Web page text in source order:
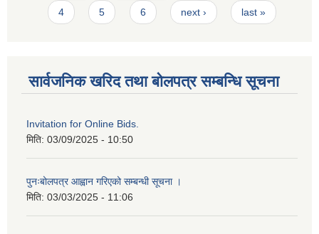
4 5 6 next › last »
सार्वजनिक खरिद तथा बोलपत्र सम्बन्धि सूचना
Invitation for Online Bids.
मिति: 03/09/2025 - 10:50
पुनःबोलपत्र आह्वान गरिएको सम्बन्धी सूचना ।
मिति: 03/03/2025 - 11:06